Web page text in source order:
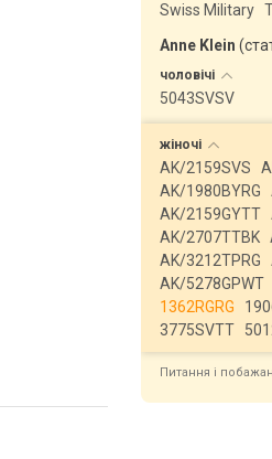
Swiss Military
Anne Klein (
чоловічі
5043SVSV
жіночі
AK/2159SVS
AK/1980BYRG
AK/2159GYTT
AK/2707TTBK
AK/3212TPRG
AK/5278GPWT
1362RGRG
3775SVTT
Питання і